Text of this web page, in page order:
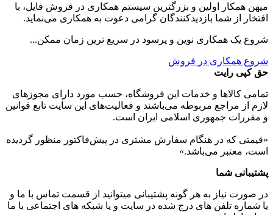
میهن همکار اولین و بزرگترین سیستم همکاری در فروش فایل، با
افتخار از شما بازدیدکنندگان گرامی دعوت به همکاری می‌نماید.
شروع یک همکاری نوین و پرسود در سریع ترین زمان ممکن...
شروع همکاری در فروش
حق کپی رایت
تمامی كالاها و خدمات اين فروشگاه، حسب مورد دارای مجوزهای
لازم از مراجع مربوطه می‌باشند و فعاليت‌های اين سايت تابع قوانين
و مقررات جمهوری اسلامی ايران است.
«قیمتی که در هنگام سفارش مشتری در پیش‌­فاکتور منظور گرديده
است، معتبر می‌باشد.»
پشتیبانی شما
در صورت نیاز به هر گونه پشتیبانی میتوانید از قسمت تماس با ما و
یا شماره تلفن های درج شده در سایت و یا شبکه های اجتماعی با ما